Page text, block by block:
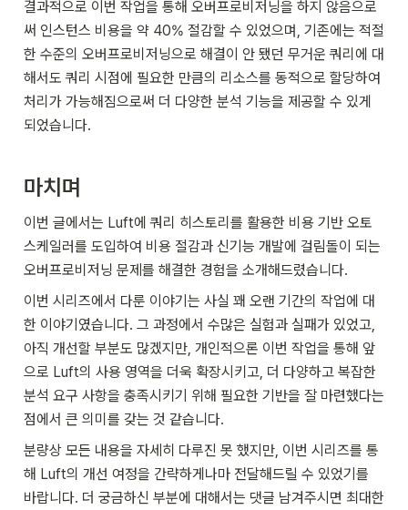
결과적으로 이번 작업을 통해 오버프로비저닝을 하지 않음으로
써 인스턴스 비용을 약 40% 절감할 수 있었으며, 기존에는 적절
한 수준의 오버프로비저닝으로 해결이 안 됐던 무거운 쿼리에 대
해서도 쿼리 시점에 필요한 만큼의 리소스를 동적으로 할당하여
처리가 가능해짐으로써 더 다양한 분석 기능을 제공할 수 있게
되었습니다.
마치며
이번 글에서는 Luft에 쿼리 히스토리를 활용한 비용 기반 오토
스케일러를 도입하여 비용 절감과 신기능 개발에 걸림돌이 되는
오버프로비저닝 문제를 해결한 경험을 소개해드렸습니다.
이번 시리즈에서 다룬 이야기는 사실 꽤 오랜 기간의 작업에 대
한 이야기였습니다. 그 과정에서 수많은 실험과 실패가 있었고,
아직 개선할 부분도 많겠지만, 개인적으론 이번 작업을 통해 앞
으로 Luft의 사용 영역을 더욱 확장시키고, 더 다양하고 복잡한
분석 요구 사항을 충족시키기 위해 필요한 기반을 잘 마련했다는
점에서 큰 의미를 갖는 것 같습니다.
분량상 모든 내용을 자세히 다루진 못 했지만, 이번 시리즈를 통
해 Luft의 개선 여정을 간략하게나마 전달해드릴 수 있었기를
바랍니다. 더 궁금하신 부분에 대해서는 댓글 남겨주시면 최대한